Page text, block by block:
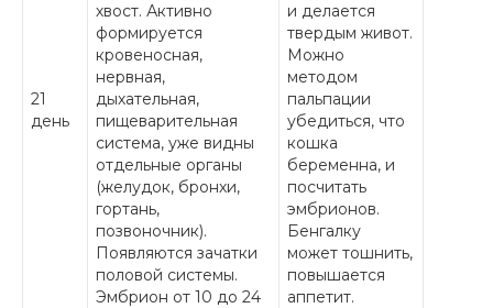
21
день
хвост. Активно
формируется
кровеносная,
нервная,
дыхательная,
пищеварительная
система, уже видны
отдельные органы
(желудок, бронхи,
гортань,
позвоночник).
Появляются зачатки
половой системы.
Эмбрион от 10 до 24
и делается
твердым живот.
Можно
методом
пальпации
убедиться, что
кошка
беременна, и
посчитать
эмбрионов.
Бенгалку
может тошнить,
повышается
аппетит.